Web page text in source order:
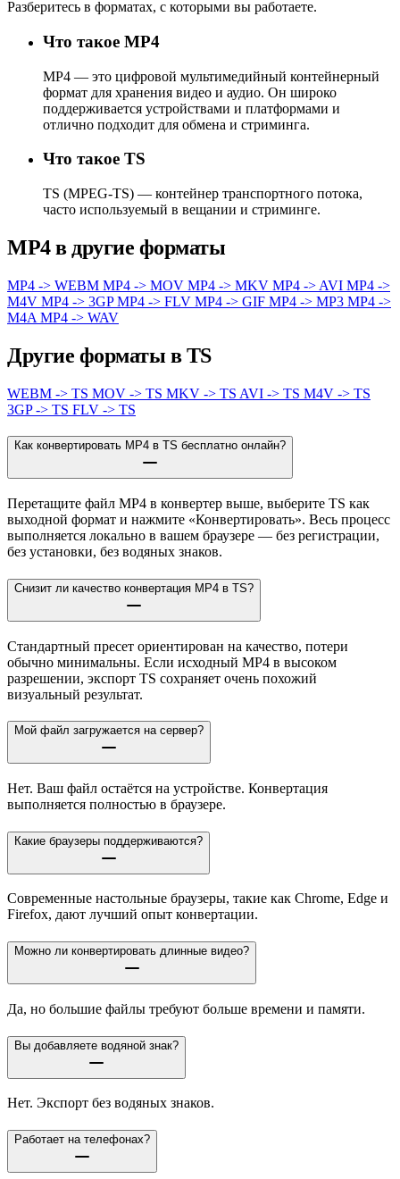
Разберитесь в форматах, с которыми вы работаете.
Что такое MP4
MP4 — это цифровой мультимедийный контейнерный
формат для хранения видео и аудио. Он широко
поддерживается устройствами и платформами и
отлично подходит для обмена и стриминга.
Что такое TS
TS (MPEG-TS) — контейнер транспортного потока,
часто используемый в вещании и стриминге.
MP4 в другие форматы
MP4 -> WEBM MP4 -> MOV MP4 -> MKV MP4 -> AVI MP4 ->
M4V MP4 -> 3GPMP4 -> FLV MP4 -> GIF MP4 -> MP3 MP4 ->
M4A MP4 -> WAV
Другие форматы в TS
WEBM -> TS MOV -> TS MKV -> TS AVI -> TS M4V -> TS
3GP -> TS FLV -> TS
Как конвертировать MP4 в TS бесплатно онлайн?
Перетащите файл MP4 в конвертер выше, выберите TS как
выходной формат и нажмите «Конвертировать». Весь процесс
выполняется локально в вашем браузере — без регистрации,
без установки, без водяных знаков.
Снизит ли качество конвертация MP4 в TS?
Стандартный пресет ориентирован на качество, потери
обычно минимальны. Если исходный MP4 в высоком
разрешении, экспорт TS сохраняет очень похожий
визуальный результат.
Мой файл загружается на сервер?
Нет. Ваш файл остаётся на устройстве. Конвертация
выполняется полностью в браузере.
Какие браузеры поддерживаются?
Современные настольные браузеры, такие как Chrome, Edge и
Firefox, дают лучший опыт конвертации.
Можно ли конвертировать длинные видео?
Да, но большие файлы требуют больше времени и памяти.
Вы добавляете водяной знак?
Нет. Экспорт без водяных знаков.
Работает на телефонах?